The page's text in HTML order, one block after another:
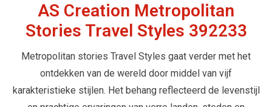
AS Creation Metropolitan
Stories Travel Styles 392233
Metropolitan stories Travel Styles gaat verder met het
ontdekken van de wereld door middel van vijf
karakteristieke stijlen. Het behang reflecteerd de levenstijl